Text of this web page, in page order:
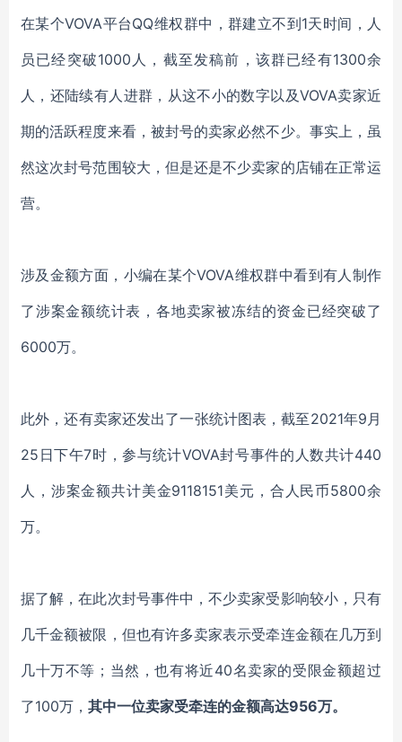
在某个VOVA平台QQ维权群中，群建立不到1天时间，人
员已经突破1000人，截至发稿前，该群已经有1300余
人，还陆续有人进群，从这不小的数字以及VOVA卖家近
期的活跃程度来看，被封号的卖家必然不少。事实上，虽
然这次封号范围较大，但是还是不少卖家的店铺在正常运
营。
涉及金额方面，小编在某个VOVA维权群中看到有人制作
了涉案金额统计表，各地卖家被冻结的资金已经突破了
6000万。
此外，还有卖家还发出了一张统计图表，截至2021年9月
25日下午7时，参与统计VOVA封号事件的人数共计440
人，涉案金额共计美金9118151美元，合人民币5800余
万。
据了解，在此次封号事件中，不少卖家受影响较小，只有
几千金额被限，但也有许多卖家表示受牵连金额在几万到
几十万不等；当然，也有将近40名卖家的受限金额超过
了100万， 其中一位卖家受牵连的金额高达956万。